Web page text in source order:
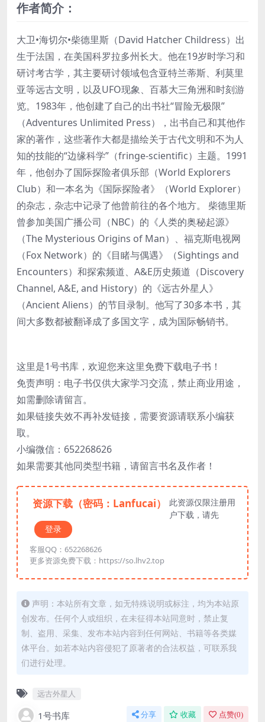
作者简介：
大卫•海切尔•柴德里斯（David Hatcher Childress）出
生于法国，在美国科罗拉多州长大。他在19岁时学习和
研讨考古学，其主要研讨领域包含亚特兰蒂斯、利莫里
亚等远古文明，以及UFO现象、百慕大三角洲和时刻游
览。1983年，他创建了自己的出书社“冒险无极限”
（Adventures Unlimited Press），出书自己和其他作
家的著作，这些著作大都是描绘关于古代文明和不为人
知的技能的“边缘科学”（fringe-scientific）主题。1991
年，他创办了国际探险者俱乐部（World Explorers
Club）和一本名为《国际探险者》（World Explorer）
的杂志，杂志中记录了他曾前往的各个地方。 柴德里斯
曾参加美国广播公司（NBC）的《人类的奥秘起源》
（The Mysterious Origins of Man）、福克斯电视网
（Fox Network）的《目睹与偶遇》（Sightings and
Encounters）和探索频道、A&E历史频道（Discovery
Channel, A&E, and History）的《远古外星人》
（Ancient Aliens）的节目录制。他写了30多本书，其
间大多数都被翻译成了多国文字，成为国际畅销书。
这里是1号书库，欢迎您来这里免费下载电子书！
免责声明：电子书仅供大家学习交流，禁止商业用途，
如需删除请留言。
如果链接失效不再补发链接，需要资源请联系小编获
取。
小编微信：652268626
如果需要其他同类型书籍，请留言书名及作者！
资源下载（密码：Lanfucai）
此资源仅限注册用
户下载，请先
登录
客服QQ：652268626
更多资源免费下载：https://so.lhv2.top
声明：本站所有文章，如无特殊说明或标注，均为本站原
创发布。任何个人或组织，在未征得本站同意时，禁止复
制、盗用、采集、发布本站内容到任何网站、书籍等各类媒
体平台。如若本站内容侵犯了原著者的合法权益，可联系我
们进行处理。
远古外星人
1号书库 分享 收藏 点赞(0)